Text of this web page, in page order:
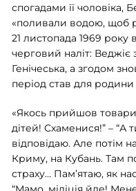
спогадами її чоловіка,
«поливали водою, щоб
21 листопада 1969 року
черговий наліт: Веджіє
Генічеська, а згодом
період став для родини
«Якось прийшов
дітей! Схаменися!” – “А
відповідаю. Але потім
Криму, на Кубань. Там
страху… Пам’ятаю, як